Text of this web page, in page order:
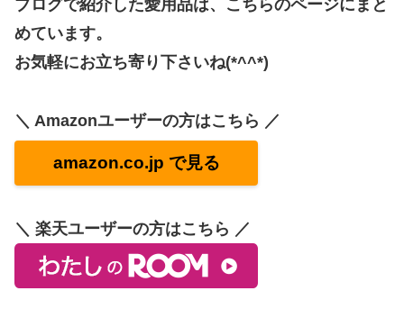
ブログで紹介した愛用品は、こちらのページにまと
めています。
お気軽にお立ち寄り下さいね(*^^*)
＼ Amazonユーザーの方はこちら ／
amazon.co.jp で見る
＼ 楽天ユーザーの方はこちら ／